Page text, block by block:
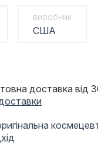
виробник
США
доставка від